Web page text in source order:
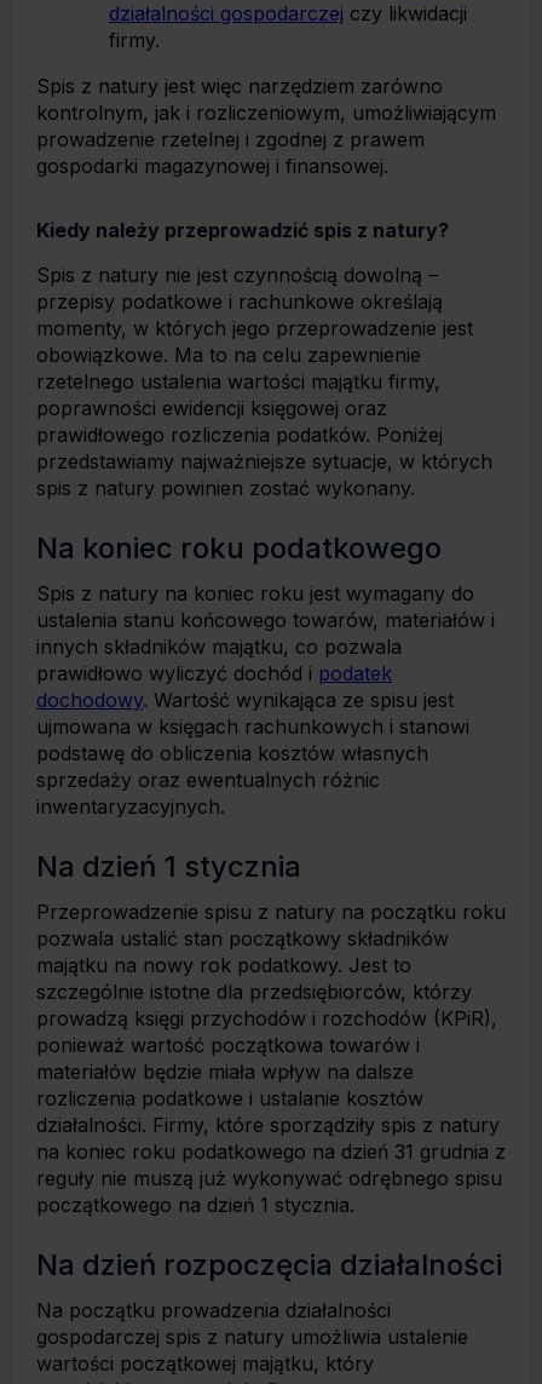
działalności gospodarczej czy likwidacji
firmy.
Spis z natury jest więc narzędziem zarówno
kontrolnym, jak i rozliczeniowym, umożliwiającym
prowadzenie rzetelnej i zgodnej z prawem
gospodarki magazynowej i finansowej.
Kiedy należy przeprowadzić spis z natury?
Spis z natury nie jest czynnością dowolną –
przepisy podatkowe i rachunkowe określają
momenty, w których jego przeprowadzenie jest
obowiązkowe. Ma to na celu zapewnienie
rzetelnego ustalenia wartości majątku firmy,
poprawności ewidencji księgowej oraz
prawidłowego rozliczenia podatków. Poniżej
przedstawiamy najważniejsze sytuacje, w których
spis z natury powinien zostać wykonany.
Na koniec roku podatkowego
Spis z natury na koniec roku jest wymagany do
ustalenia stanu końcowego towarów, materiałów i
innych składników majątku, co pozwala
prawidłowo wyliczyć dochód i podatek
dochodowy. Wartość wynikająca ze spisu jest
ujmowana w księgach rachunkowych i stanowi
podstawę do obliczenia kosztów własnych
sprzedaży oraz ewentualnych różnic
inwentaryzacyjnych.
Na dzień 1 stycznia
Przeprowadzenie spisu z natury na początku roku
pozwala ustalić stan początkowy składników
majątku na nowy rok podatkowy. Jest to
szczególnie istotne dla przedsiębiorców, którzy
prowadzą księgi przychodów i rozchodów (KPiR),
ponieważ wartość początkowa towarów i
materiałów będzie miała wpływ na dalsze
rozliczenia podatkowe i ustalanie kosztów
działalności. Firmy, które sporządziły spis z natury
na koniec roku podatkowego na dzień 31 grudnia z
reguły nie muszą już wykonywać odrębnego spisu
początkowego na dzień 1 stycznia.
Na dzień rozpoczęcia działalności
Na początku prowadzenia działalności
gospodarczej spis z natury umożliwia ustalenie
wartości początkowej majątku, który